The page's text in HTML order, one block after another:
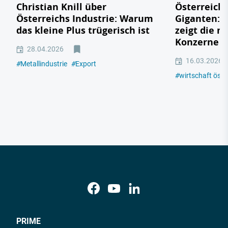
Christian Knill über
Österreichs Industrie: Warum
das kleine Plus trügerisch ist
28.04.2026
#Metallindustrie #Export
Giganten:
zeigt die
Konzerne
16.03.2026
#wirtschaft
PRIME